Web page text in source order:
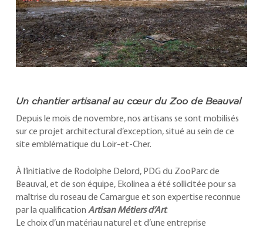
Un chantier artisanal au cœur du Zoo de Beauval
Depuis le mois de novembre, nos artisans se sont mobilisés
sur ce projet architectural d’exception, situé au sein de ce
site emblématique du Loir-et-Cher.
À l’initiative de Rodolphe Delord, PDG du ZooParc de
Beauval, et de son équipe, Ekolinea a été sollicitée pour sa
maîtrise du roseau de Camargue et son expertise reconnue
par la qualification Artisan Métiers d’Art.
Le choix d’un matériau naturel et d’une entreprise